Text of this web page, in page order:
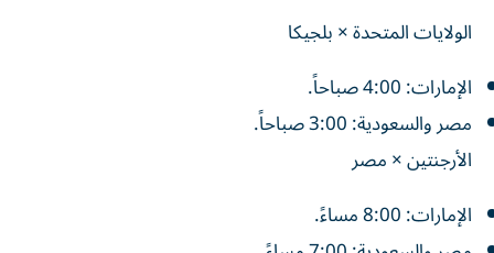
الولايات المتحدة × بلجيكا
الإمارات: 4:00 صباحاً.
مصر والسعودية: 3:00 صباحاً.
الأرجنتين × مصر
الإمارات: 8:00 مساءً.